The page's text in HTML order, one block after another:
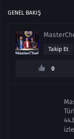
GENEL BAKIŞ
Takip Et
0
izle